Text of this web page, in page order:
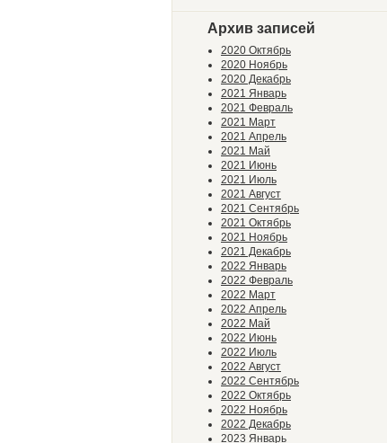
Архив записей
2020 Октябрь
2020 Ноябрь
2020 Декабрь
2021 Январь
2021 Февраль
2021 Март
2021 Апрель
2021 Май
2021 Июнь
2021 Июль
2021 Август
2021 Сентябрь
2021 Октябрь
2021 Ноябрь
2021 Декабрь
2022 Январь
2022 Февраль
2022 Март
2022 Апрель
2022 Май
2022 Июнь
2022 Июль
2022 Август
2022 Сентябрь
2022 Октябрь
2022 Ноябрь
2022 Декабрь
2023 Январь